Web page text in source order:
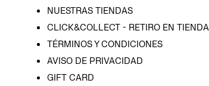
NUESTRAS TIENDAS
CLICK&COLLECT - RETIRO EN TIENDA
TÉRMINOS Y CONDICIONES
AVISO DE PRIVACIDAD
GIFT CARD